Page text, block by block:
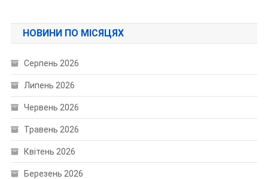
НОВИНИ ПО МІСЯЦЯХ
Серпень 2026
Липень 2026
Червень 2026
Травень 2026
Квітень 2026
Березень 2026